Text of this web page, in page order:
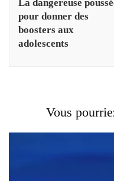
La dangereuse
pour donner des
boosters aux
adolescents
Vous